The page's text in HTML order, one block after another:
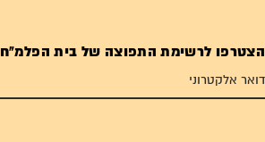
הצטרפו לרשימת התפוצה של בית הפלמ"ח